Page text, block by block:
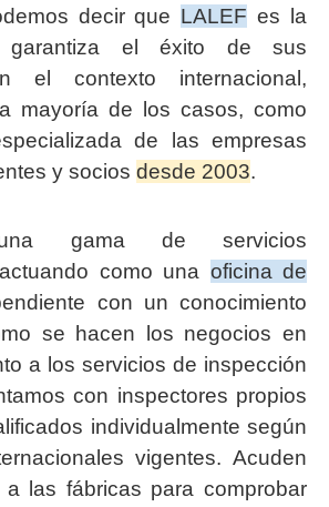
decir que LALEF es la
garantiza el éxito de sus
el contexto internacional,
mayoría de los casos, como
de las empresas
y socios desde 2003.
una gama de servicios
como una oficina de
con un conocimiento
se hacen los negocios en
a los servicios de inspección
con inspectores propios
individualmente según
vigentes. Acuden
a las fábricas para comprobar